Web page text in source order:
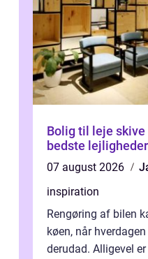
Bolig til leje skive sådan finder du de
bedste lejligheder
07 august 2026
inspiration
Rengøring af bilen
køen, når
derudad. Alligevel